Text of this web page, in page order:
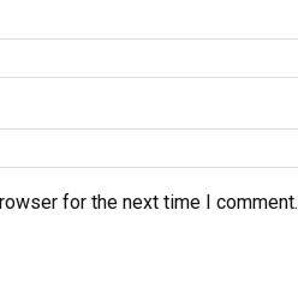
for the next time I comment.